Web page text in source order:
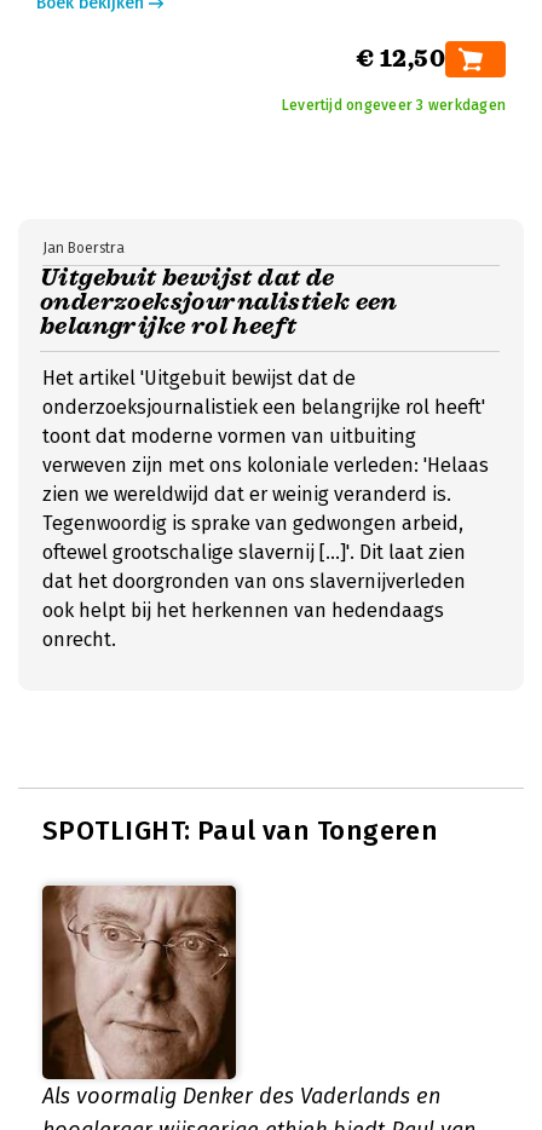
€ 12,50
Levertijd ongeveer 3 werkdagen
Uitgebuit bewijst dat de
onderzoeksjournalistiek een
belangrijke rol heeft
Jan Boerstra
Het artikel 'Uitgebuit bewijst dat de
onderzoeksjournalistiek een belangrijke rol heeft'
toont dat moderne vormen van uitbuiting
verweven zijn met ons koloniale verleden: 'Helaas
zien we wereldwijd dat er weinig veranderd is.
Tegenwoordig is sprake van gedwongen arbeid,
oftewel grootschalige slavernij [...]'. Dit laat zien
dat het doorgronden van ons slavernijverleden
ook helpt bij het herkennen van hedendaags
onrecht.
SPOTLIGHT: Paul van Tongeren
Als voormalig Denker des Vaderlands en